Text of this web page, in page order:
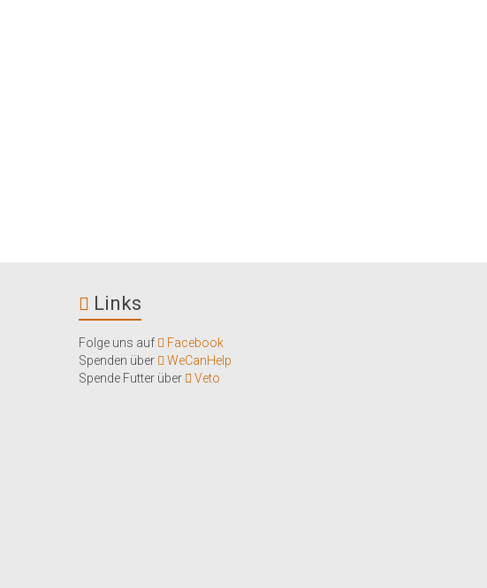
Links
Folge uns auf
Facebook
Spenden über
WeCanHelp
Spende Futter über
Veto